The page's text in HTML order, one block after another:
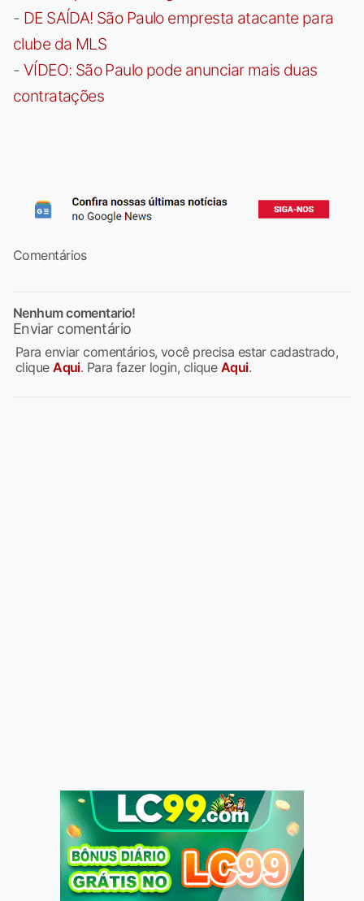
- DE SAÍDA! São Paulo empresta atacante para
clube da MLS
- VÍDEO: São Paulo pode anunciar mais duas
contratações
Comentários
Nenhum comentario!
Enviar comentário
Para enviar comentários, você precisa estar cadastrado,
cliqueAqui. Para fazer login, clique Aqui.